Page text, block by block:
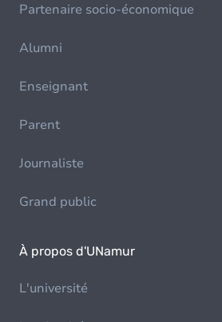
Partenaire socio-économique
Alumni
Enseignant
Parent
Journaliste
Grand public
À propos d'UNamur
L'université